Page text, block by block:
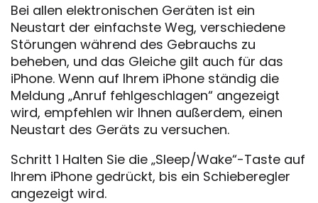
Bei allen elektronischen Geräten ist ein
Neustart der einfachste Weg, verschiedene
Störungen während des Gebrauchs zu
beheben, und das Gleiche gilt auch für das
iPhone. Wenn auf Ihrem iPhone ständig die
Meldung „Anruf fehlgeschlagen“ angezeigt
wird, empfehlen wir Ihnen außerdem, einen
Neustart des Geräts zu versuchen.
Schritt 1 Halten Sie die „Sleep/Wake“-Taste auf
Ihrem iPhone gedrückt, bis ein Schieberegler
angezeigt wird.